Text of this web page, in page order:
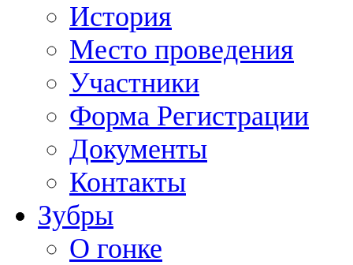
История
Место проведения
Участники
Форма Регистрации
Документы
Контакты
Зубры
О гонке